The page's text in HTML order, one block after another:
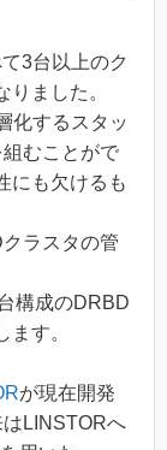
3台以上のク
ました。
化するスタッ
むことがで
にも欠けるも
ラスタの管
構成のDRBD
す。
が現在開発
LINSTORへ